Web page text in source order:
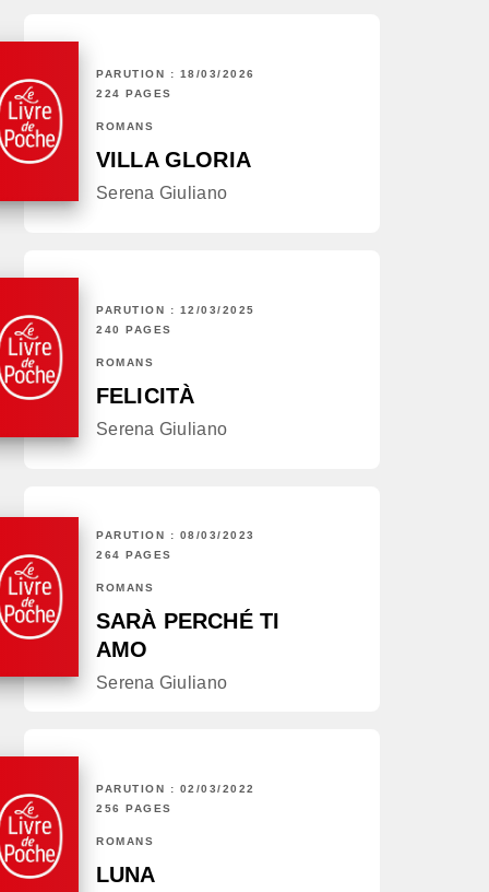
PARUTION : 18/03/2026
224 PAGES
ROMANS
VILLA GLORIA
Serena Giuliano
PARUTION : 12/03/2025
240 PAGES
ROMANS
FELICITÀ
Serena Giuliano
PARUTION : 08/03/2023
264 PAGES
ROMANS
SARÀ PERCHÉ TI
AMO
Serena Giuliano
PARUTION : 02/03/2022
256 PAGES
ROMANS
LUNA